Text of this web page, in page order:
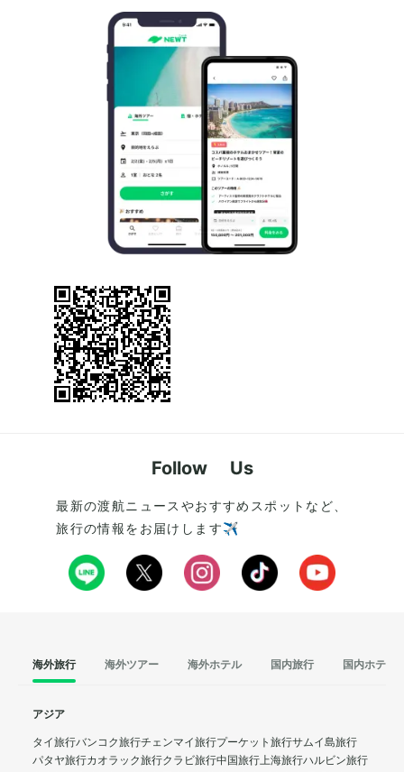
Follow Us
最新の渡航ニュースやおすすめスポットなど、
旅行の情報をお届けします✈️
海外旅行 海外ツアー 海外ホテル 国内旅行 国内ホテル
アジア
タイ旅行バンコク旅行チェンマイ旅行プーケット旅行サムイ島旅行
パタヤ旅行カオラック旅行クラビ旅行中国旅行上海旅行ハルビン旅行